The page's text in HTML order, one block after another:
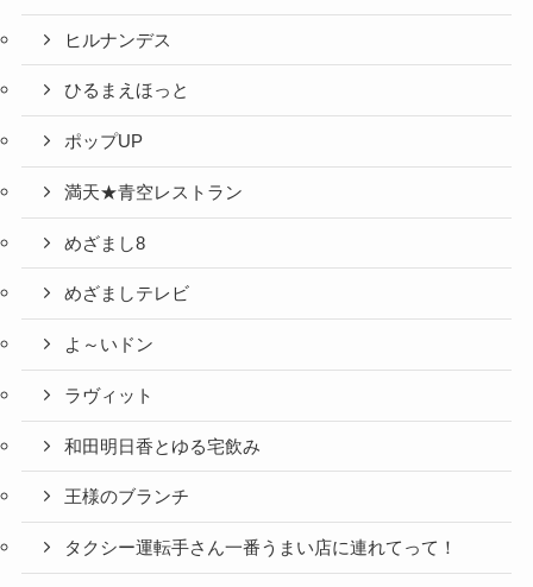
ヒルナンデス
ひるまえほっと
ポップUP
満天★青空レストラン
めざまし8
めざましテレビ
よ～いドン
ラヴィット
和田明日香とゆる宅飲み
王様のブランチ
タクシー運転手さん一番うまい店に連れてって！